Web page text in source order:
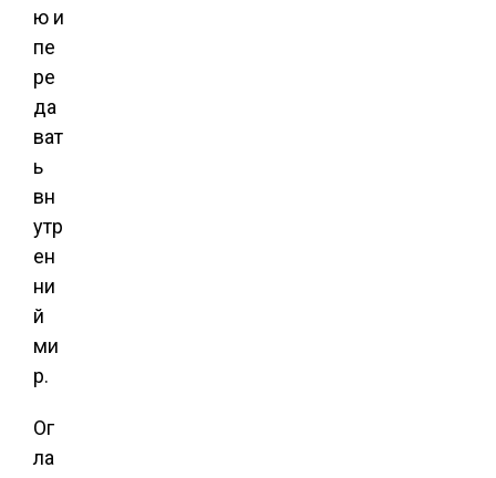
ю и
пе
ре
да
ват
ь
вн
утр
ен
ни
й
ми
р.
Ог
ла